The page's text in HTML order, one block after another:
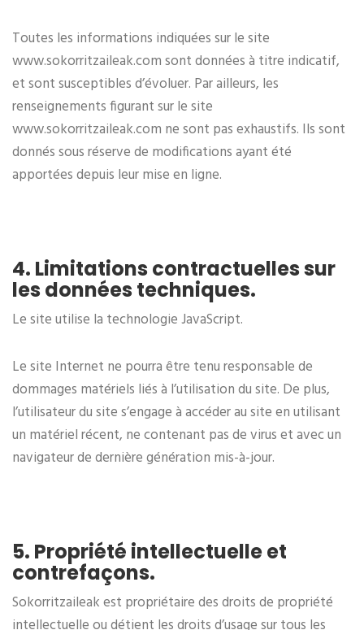
Toutes les informations indiquées sur le site
www.sokorritzaileak.com sont données à titre indicatif,
et sont susceptibles d’évoluer. Par ailleurs, les
renseignements figurant sur le site
www.sokorritzaileak.com ne sont pas exhaustifs. Ils sont
donnés sous réserve de modifications ayant été
apportées depuis leur mise en ligne.
4. Limitations contractuelles sur
les données techniques.
Le site utilise la technologie JavaScript.
Le site Internet ne pourra être tenu responsable de
dommages matériels liés à l’utilisation du site. De plus,
l’utilisateur du site s’engage à accéder au site en utilisant
un matériel récent, ne contenant pas de virus et avec un
navigateur de dernière génération mis-à-jour.
5. Propriété intellectuelle et
contrefaçons.
Sokorritzaileak est propriétaire des droits de propriété
intellectuelle ou détient les droits d’usage sur tous les